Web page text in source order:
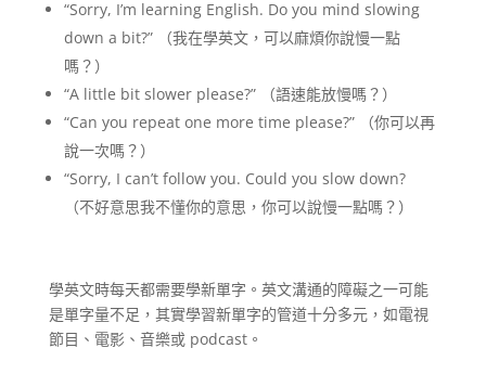
“Sorry, I’m learning English. Do you mind slowing
down a bit?” （我在學英文，可以麻煩你說慢一點
嗎？）
“A little bit slower please?” （語速能放慢嗎？）
“Can you repeat one more time please?” （你可以再
說一次嗎？）
“Sorry, I can’t follow you. Could you slow down?
（不好意思我不懂你的意思，你可以說慢一點嗎？）
學英文時每天都需要學新單字。英文溝通的障礙之一可能
是單字量不足，其實學習新單字的管道十分多元，如電視
節目、電影、音樂或 podcast。